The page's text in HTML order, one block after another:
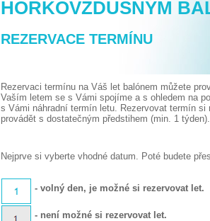
HORKOVZDUŠNÝM
REZERVACE TERMÍNU
Rezervaci termínu na Váš let balónem můžete
Vaším letem se s Vámi spojíme a s ohledem na
s Vámi náhradní termín letu. Rezervovat termín
provádět s dostatečným předstihem (min. 1 týden).
Nejprve si vyberte vhodné datum. Poté budete
- volný den, je možné si rezervovat let.
- není možné si rezervovat let.